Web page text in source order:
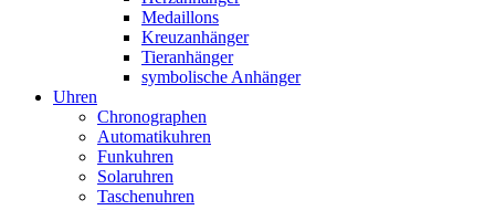
Medaillons
Kreuzanhänger
Tieranhänger
symbolische Anhänger
Uhren
Chronographen
Automatikuhren
Funkuhren
Solaruhren
Taschenuhren